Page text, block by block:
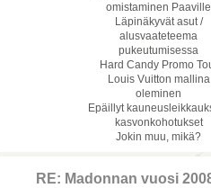
omistaminen Paaville
Läpinäkyvät asut /
alusvaateteema
pukeutumisessa
Hard Candy Promo
Louis Vuitton mallina
oleminen
Epäillyt
kasvonkohotukset
Jokin muu, mikä?
RE: Madonnan vuosi